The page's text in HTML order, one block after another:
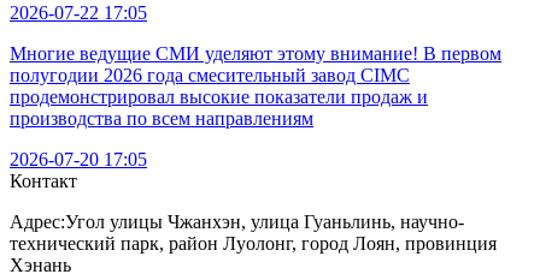
2026-07-22 17:05
Многие ведущие СМИ уделяют этому внимание! В первом
полугодии 2026 года смесительный завод CIMC
продемонстрировал высокие показатели продаж и
производства по всем направлениям
2026-07-20 17:05
Контакт
Адрес:Угол улицы Чжанхэн, улица Гуаньлинь, научно-
технический парк, район Луолонг, город Лоян, провинция
Хэнань